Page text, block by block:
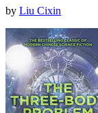
by Liu Cixin